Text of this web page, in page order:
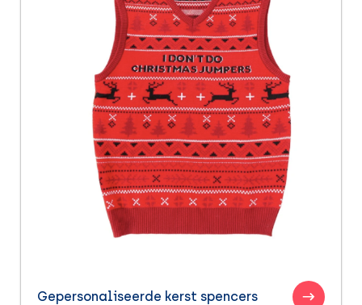
Gepersonaliseerde kerst spencers